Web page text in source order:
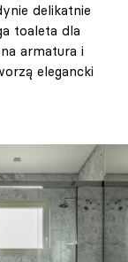
delikatnie
toaleta dla
armatura i
elegancki